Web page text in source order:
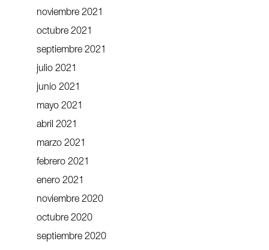
noviembre 2021
octubre 2021
septiembre 2021
julio 2021
junio 2021
mayo 2021
abril 2021
marzo 2021
febrero 2021
enero 2021
noviembre 2020
octubre 2020
septiembre 2020